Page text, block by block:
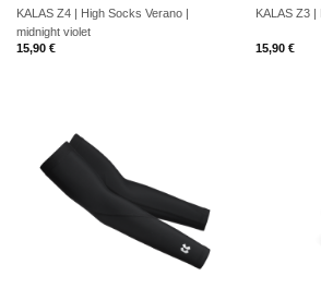
KALAS Z4 | High Socks Verano |
midnight violet
15,90 €
KALAS Z3 |
15,90 €